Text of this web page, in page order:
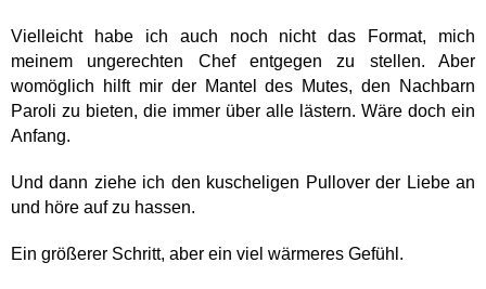
Vielleicht habe ich auch noch nicht das Format, mich
meinem ungerechten Chef entgegen zu stellen. Aber
womöglich hilft mir der Mantel des Mutes, den Nachbarn
Paroli zu bieten, die immer über alle lästern. Wäre doch ein
Anfang.
Und dann ziehe ich den kuscheligen Pullover der Liebe an
und höre auf zu hassen.
Ein größerer Schritt, aber ein viel wärmeres Gefühl.